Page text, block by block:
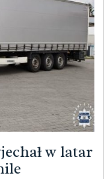
w latar